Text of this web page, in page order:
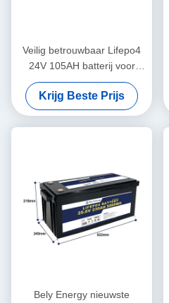
Veilig betrouwbaar Lifepo4
24V 105AH batterij voor
energieopslag Zonne-
energiesysteem Marine
Krijg Beste Prijs
Bely Energy nieuwste